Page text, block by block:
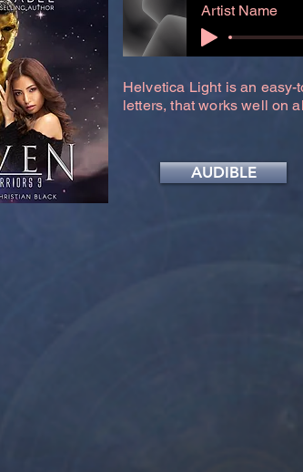
Artist Name
Helvetica Light is an
letters, that works well on
AUDIBLE